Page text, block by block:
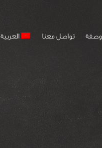
تواصل معنا العربية